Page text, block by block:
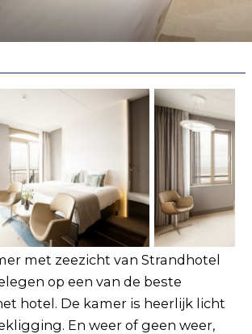
met zeezicht van Strandhotel
op een van de beste
hotel. De kamer is heerlijk licht
En weer of geen weer,